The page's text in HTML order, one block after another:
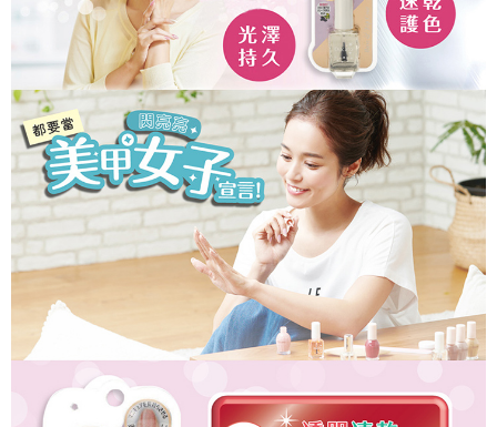
時審查核予不同之上限額度；若仍有額度不足之情形，本公司將視審查結果
請求用戶進行身份認證。
５．嚴禁一人註冊多個帳號或使用他人資訊註冊。若發現惡意使用之情形，
恩沛科技股份有限公司將有權停止該用戶之使用額度並採取法律行動。
付款後寶雅門市自取(由倉庫統一出貨)
每筆NT$80，滿NT$290(含以上)免運費